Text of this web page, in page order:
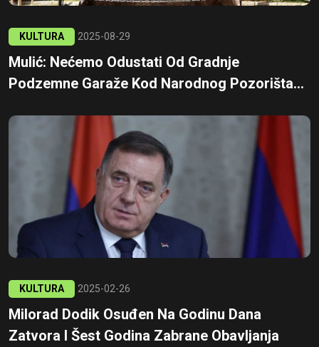
KULTURA 2025-08-29
Mulić: Nećemo Odustati Od Gradnje
Podzemne Garaže Kod Narodnog Pozorišta...
KULTURA 2025-02-26
Milorad Dodik Osuđen Na Godinu Dana
Zatvora I Šest Godina Zabrane Obavljanja